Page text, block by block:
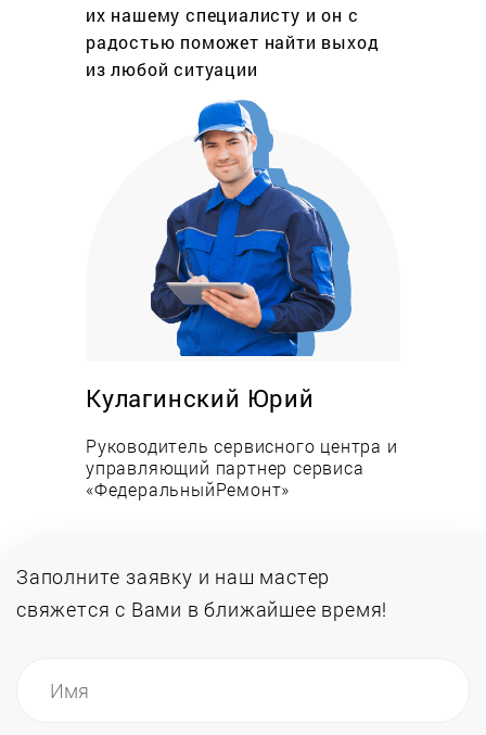
большинство частных мастеров и небольших
компаний покупают запчасти на радиорынках и
это входит в стоимость услуги. Избежать
переплат можно, если вызвать мастера в
надежных сервисных центрах или мастерских,
где все комплектующие покупаются напрямую у
дилеров или производителей.
Обычно стоимость ремонта в Москве не
отличаются от регионов и напрямую связана со
стоимостью запчастей и сложностью работы.
Практически всегда отремонтировать духовой
шкаф в домашних условиях возможно в день
работает мастерская «ФедеральныйРемонт»,
поскольку штат специалистов позволяет быстро
реагировать на заявки, а на собственном складе
имеются оригинальные запчасти и
производителей.
их нашему специалисту и он с
радостью поможет найти выход
из любой ситуации
Кулагинский Юрий
Руководитель сервисного центра и
управляющий партнер сервиса
«ФедеральныйРемонт»
Заполните заявку и наш мастер
свяжется с Вами в ближайшее время!